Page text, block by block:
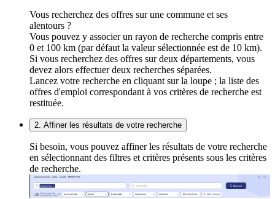
Vous recherchez des offres sur une commune et ses
alentours ?
Vous pouvez y associer un rayon de recherche compris entre
0 et 100 km (par défaut la valeur sélectionnée est de 10 km).
Si vous recherchez des offres sur deux départements, vous
devez alors effectuer deux recherches séparées.
Lancez votre recherche en cliquant sur la loupe ; la liste des
offres d'emploi correspondant à vos critères de recherche est
restituée.
2. Affiner les résultats de votre recherche
Si besoin, vous pouvez affiner les résultats de votre recherche
en sélectionnant des filtres et critères présents sous les critères
de recherche.